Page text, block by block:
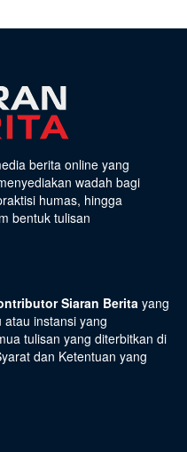
berita online yang
wadah bagi
humas, hingga
bentuk tulisan
Siaran Berita yang
instansi yang
tulisan yang diterbitkan di
dan Ketentuan yang